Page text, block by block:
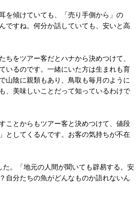
を傾けていても、「売り手側から」の
ですね。何分か話していても、安いと高
ちをツアー客だとハナから決めつけて、
いるのです。一緒にいた方は生まれも育
山陰に親類もあり、鳥取も毎月のように
、美味しいことだって知っているわけで
ことからもツアー客と決めつけて、値段
としてくるんです。お客の気持ちが不在
た。「地元の人間が聞いても辟易する。安
自分たちの魚がどんなものか語れないん